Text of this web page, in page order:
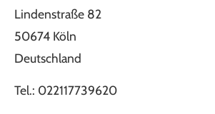
Lindenstraße 82
50674 Köln
Deutschland
Tel.: 022117739620